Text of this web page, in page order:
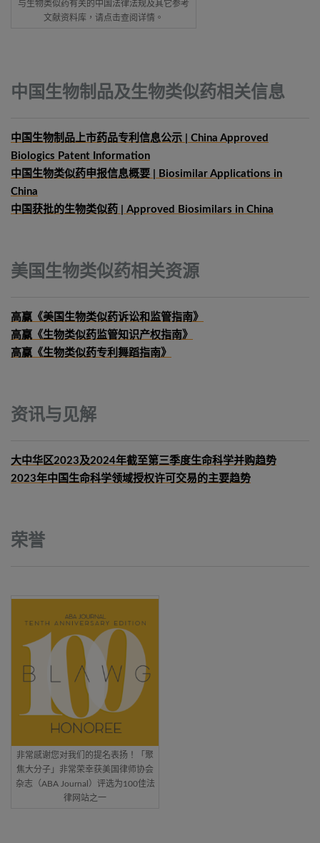
与生物类似药有关的中国法律法规及其它参考
文献资料库，请点击查阅详情。
中国生物制品及生物类似药相关信息
中国生物制品上市药品专利信息公示 | China Approved
Biologics Patent Information
中国生物类似药申报信息概要 | Biosimilar Applications in
China
中国获批的生物类似药 | Approved Biosimilars in China
美国生物类似药相关资源
高赢《美国生物类似药诉讼和监管指南》
高赢《生物类似药监管知识产权指南》
高赢《生物类似药专利舞蹈指南》
资讯与见解
大中华区2023及2024年截至第三季度生命科学并购趋势
2023年中国生命科学领域授权许可交易的主要趋势
荣誉
非常感谢您对我们的提名表扬！「聚
焦大分子」非常荣幸获美国律师协会
杂志（ABA Journal）评选为100佳法
律网站之一